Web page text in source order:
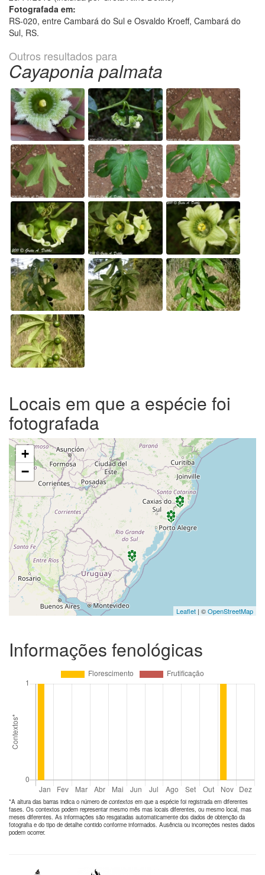
Fotografada em:
RS-020, entre Cambará do Sul e Osvaldo Kroeff, Cambará do
Sul, RS.
Outros resultados para
Cayaponia palmata
Locais em que a espécie foi
fotografada
+
−
Leaflet | ©OpenStreetMap
Informações fenológicas
*A altura das barras indica o número de contextos em que a espécie foi registrada em diferentes
fases. Os contextos podem representar mesmo mês mas locais diferentes, ou mesmo local, mas
meses diferentes. As informações são resgatadas automaticamente dos dados de obtenção da
fotografia e do tipo de detalhe contido conforme informados. Ausência ou incorreções nestes dados
podem ocorrer.